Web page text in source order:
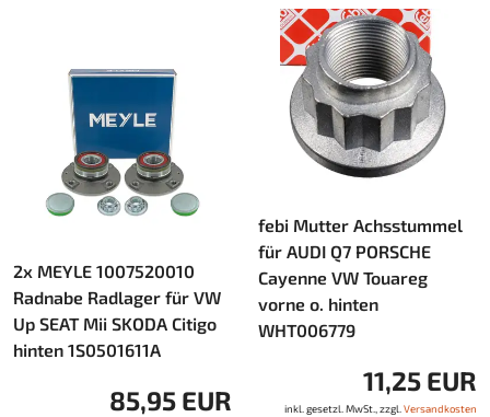
2x MEYLE 1007520010
Radnabe Radlager für VW
Up SEAT Mii SKODA Citigo
hinten 1S0501611A
85,95 EUR
febi Mutter Achsstummel
für AUDI Q7 PORSCHE
Cayenne VW Touareg
vorne o. hinten
WHT006779
11,25 EUR
inkl. gesetzl. MwSt., zzgl. Versandkosten